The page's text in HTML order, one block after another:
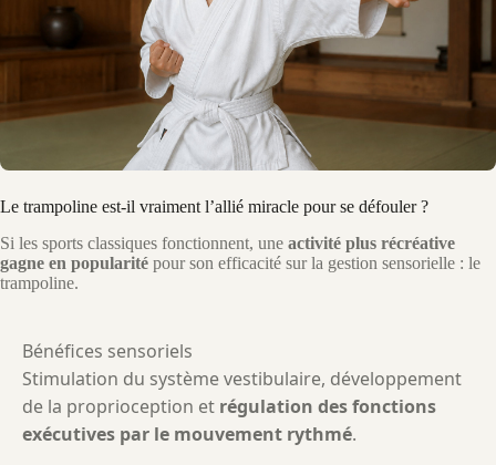
Le trampoline est-il vraiment l’allié miracle pour se défouler ?
Si les sports classiques fonctionnent, une activité plus récréative
gagne en popularité pour son efficacité sur la gestion sensorielle : le
trampoline.
Bénéfices sensoriels
Stimulation du système vestibulaire, développement
de la proprioception et régulation des fonctions
exécutives par le mouvement rythmé.